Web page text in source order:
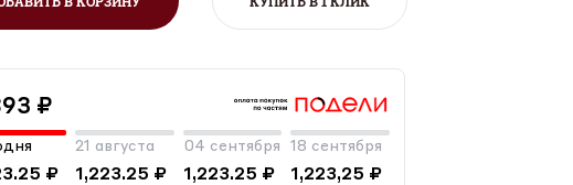
₽
₽
21 августа
1,223.25 ₽
04 сентября
1,223.25 ₽
18 сентября
1,223,25 ₽